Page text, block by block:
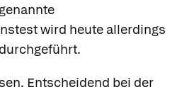
wird heute allerdings
. Entscheidend bei der